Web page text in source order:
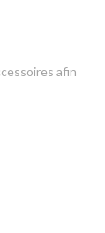
afin